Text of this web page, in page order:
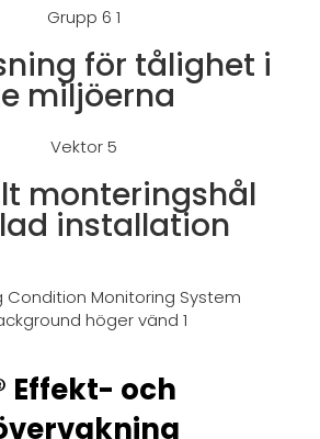
för tålighet i
miljöerna
monteringshål
installation
Effekt- och